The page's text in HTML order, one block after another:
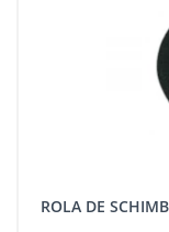
ROLA DE